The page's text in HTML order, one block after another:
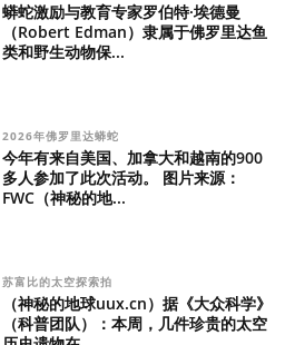
蟒蛇激励与教育专家罗伯特·埃德曼
（Robert Edman）隶属于佛罗里达鱼
类和野生动物保...
2026年佛罗里达蟒蛇
今年有来自美国、加拿大和越南的900
多人参加了此次活动。 图片来源：
FWC（神秘的地...
苏富比的太空探索拍
（神秘的地球uux.cn）据《大众科学》
（科普团队）：本周，几件珍贵的太空